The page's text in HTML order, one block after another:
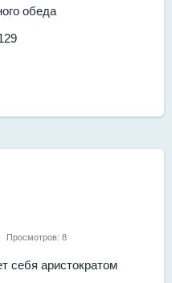
обеда
Просмотров: 8
себя аристократом